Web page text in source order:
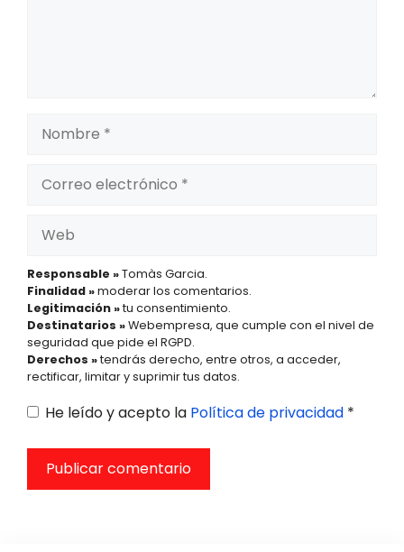
Nombre
electrónico
Responsable »Tomàs Garcia.
Finalidad »moderar los comentarios.
Legitimación »tu consentimiento.
Destinatarios »Webempresa, que cumple con el nivel de
seguridad que pide el RGPD.
Derechos »tendrás derecho, entre otros, a acceder,
rectificar, limitar y suprimir tus datos.
He leído y acepto la Política de privacidad *